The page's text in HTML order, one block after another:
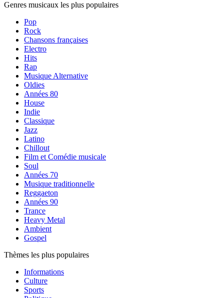
Genres musicaux les plus populaires
Pop
Rock
Chansons françaises
Electro
Hits
Rap
Musique Alternative
Oldies
Années 80
House
Indie
Classique
Jazz
Latino
Chillout
Film et Comédie musicale
Soul
Années 70
Musique traditionnelle
Reggaeton
Années 90
Trance
Heavy Metal
Ambient
Gospel
Thèmes les plus populaires
Informations
Culture
Sports